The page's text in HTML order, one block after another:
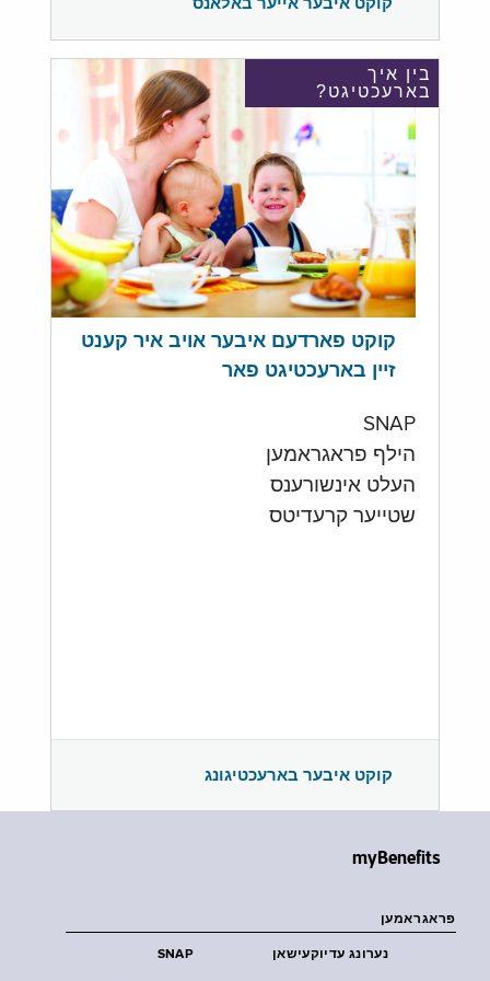
בין איך
בארעכטיגט?
קוקט פארדעם איבער אויב איר קענט
זיין בארעכטיגט פאר
SNAP
הילף פראגראמען
העלט אינשורענס
שטייער קרעדיטס
קוקט איבער בארעכטיגונג
myBenefits
פראגראמען
SNAP נערונג עדיוקעישאן